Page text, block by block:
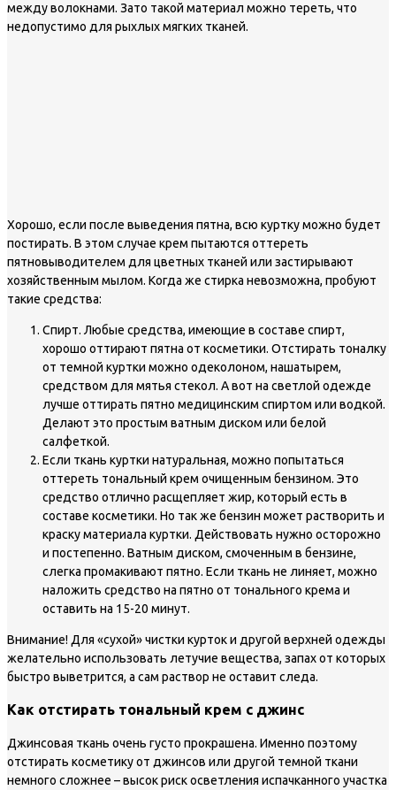
между волокнами. Зато такой материал можно тереть, что
недопустимо для рыхлых мягких тканей.
Хорошо, если после выведения пятна, всю куртку можно будет
постирать. В этом случае крем пытаются оттереть
пятновыводителем для цветных тканей или застирывают
хозяйственным мылом. Когда же стирка невозможна, пробуют
такие средства:
Спирт. Любые средства, имеющие в составе спирт,
хорошо оттирают пятна от косметики. Отстирать тоналку
от темной куртки можно одеколоном, нашатырем,
средством для мятья стекол. А вот на светлой одежде
лучше оттирать пятно медицинским спиртом или водкой.
Делают это простым ватным диском или белой
салфеткой.
Если ткань куртки натуральная, можно попытаться
оттереть тональный крем очищенным бензином. Это
средство отлично расщепляет жир, который есть в
составе косметики. Но так же бензин может растворить и
краску материала куртки. Действовать нужно осторожно
и постепенно. Ватным диском, смоченным в бензине,
слегка промакивают пятно. Если ткань не линяет, можно
наложить средство на пятно от тонального крема и
оставить на 15-20 минут.
Внимание! Для «сухой» чистки курток и другой верхней одежды
желательно использовать летучие вещества, запах от которых
быстро выветрится, а сам раствор не оставит следа.
Как отстирать тональный крем с джинс
Джинсовая ткань очень густо прокрашена. Именно поэтому
отстирать косметику от джинсов или другой темной ткани
немного сложнее – высок риск осветления испачканного участка